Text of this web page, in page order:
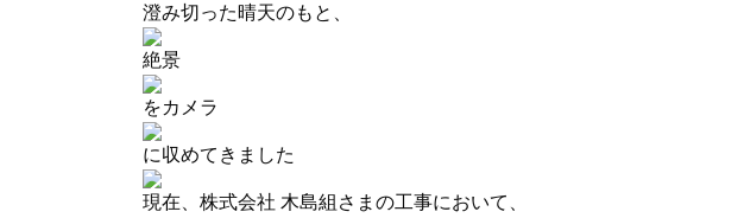
澄み切った晴天のもと、
絶景
をカメラ
に収めてきました
現在、株式会社 木島組さまの工事において、